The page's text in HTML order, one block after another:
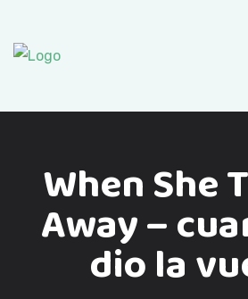
When She
Away –
dio la